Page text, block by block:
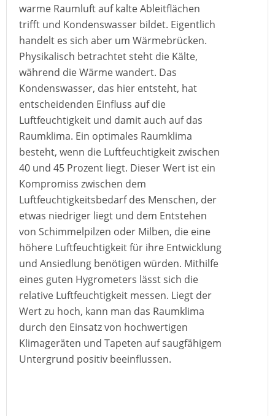
warme Raumluft auf kalte Ableitflächen
trifft und Kondenswasser bildet. Eigentlich
handelt es sich aber um Wärmebrücken.
Physikalisch betrachtet steht die Kälte,
während die Wärme wandert. Das
Kondenswasser, das hier entsteht, hat
entscheidenden Einfluss auf die
Luftfeuchtigkeit und damit auch auf das
Raumklima. Ein optimales Raumklima
besteht, wenn die Luftfeuchtigkeit zwischen
40 und 45 Prozent liegt. Dieser Wert ist ein
Kompromiss zwischen dem
Luftfeuchtigkeitsbedarf des Menschen, der
etwas niedriger liegt und dem Entstehen
von Schimmelpilzen oder Milben, die eine
höhere Luftfeuchtigkeit für ihre Entwicklung
und Ansiedlung benötigen würden. Mithilfe
eines guten Hygrometers lässt sich die
relative Luftfeuchtigkeit messen. Liegt der
Wert zu hoch, kann man das Raumklima
durch den Einsatz von hochwertigen
Klimageräten und Tapeten auf saugfähigem
Untergrund positiv beeinflussen.